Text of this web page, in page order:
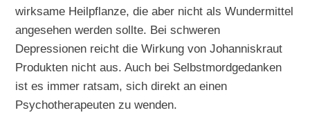
wirksame Heilpflanze, die aber nicht als Wundermittel
angesehen werden sollte. Bei schweren
Depressionen reicht die Wirkung von Johanniskraut
Produkten nicht aus. Auch bei Selbstmordgedanken
ist es immer ratsam, sich direkt an einen
Psychotherapeuten zu wenden.